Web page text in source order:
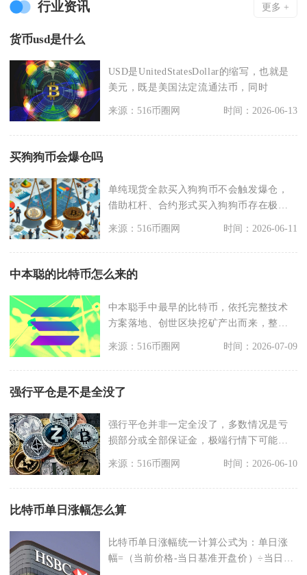
行业资讯 更多 +
货币usd是什么
USD是UnitedStatesDollar的缩写，也就是
美元，既是美国法定流通法币，同时
来源：516币圈网 时间：2026-06-13
买狗狗币会爆仓吗
单纯现货全款买入狗狗币不会触发爆仓，
借助杠杆、合约形式买入狗狗币存在极高
来源：516币圈网 时间：2026-06-11
中本聪的比特币怎么来的
中本聪手中最早的比特币，依托完整技术
方案落地、创世区块挖矿产出而来，整体
来源：516币圈网 时间：2026-07-09
强行平仓是不是全没了
强行平仓并非一定全没了，多数情况是亏
损部分或全部保证金，极端行情下可能倒
欠平台资金，但主流
来源：516币圈网 时间：2026-06-10
比特币单日涨幅怎么算
比特币单日涨幅统一计算公式为：单日涨
幅=（当前价格-当日基准开盘价）÷当日基